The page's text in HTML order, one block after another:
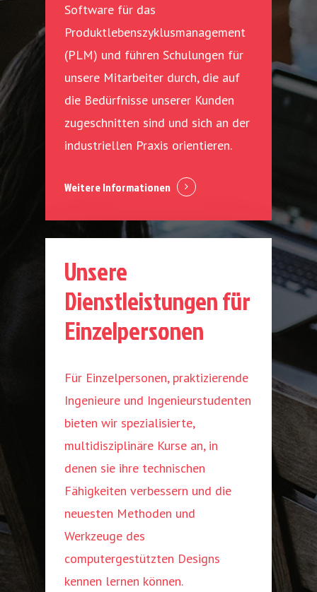
Software für das
Produktlebenszyklusmanagement
(PLM) und führen Schulungen für
unsere Mitarbeiter durch, die auf
die Bedürfnisse unserer Kunden
zugeschnitten sind und sich an der
industriellen Praxis orientieren.
Weitere Informationen
Unsere
Dienstleistungen für
Einzelpersonen
Für Einzelpersonen, praktizierende
Ingenieure und Ingenieurstudenten
bieten wir spezialisierte,
multidisziplinäre Kurse an, in
denen sie ihre technischen
Fähigkeiten verbessern und die
neuesten Methoden und
Werkzeuge des
computergestützten Designs
kennen lernen können.